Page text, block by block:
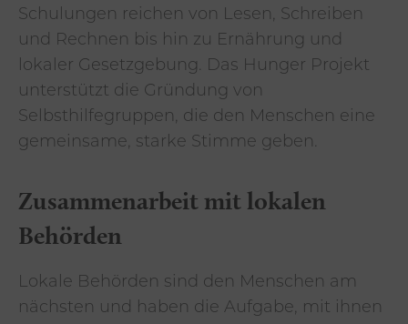
Schulungen reichen von Lesen, Schreiben
und Rechnen bis hin zu Ernährung und
lokaler Gesetzgebung. Das Hunger Projekt
unterstützt die Gründung von
Selbsthilfegruppen, die den Menschen eine
gemeinsame, starke Stimme geben.
Zusammenarbeit mit lokalen
Behörden
Lokale Behörden sind den Menschen am
nächsten und haben die Aufgabe, mit ihnen